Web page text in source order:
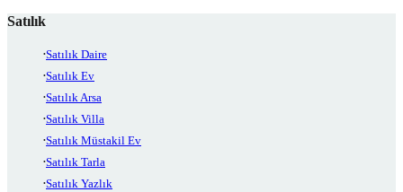
Satılık
Satılık Daire
Satılık Ev
Satılık Arsa
Satılık Villa
Satılık Müstakil Ev
Satılık Tarla
Satılık Yazlık